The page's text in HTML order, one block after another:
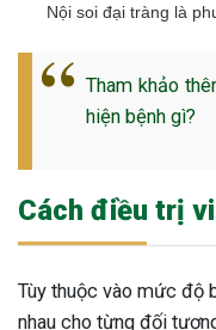
Nội soi đại tràng là
Tham khảo
hiện bệnh gì?
Cách điều trị
Tùy thuộc vào mức độ
nhau cho từng đối